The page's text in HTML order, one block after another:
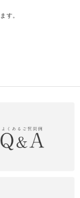
す。